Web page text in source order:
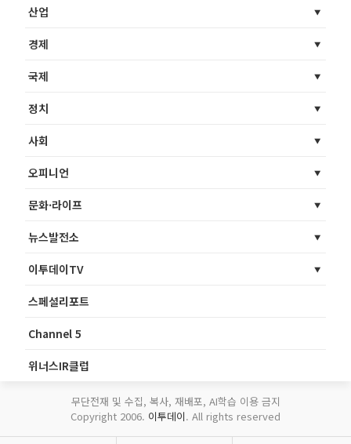
산업
경제
국제
정치
사회
오피니언
문화·라이프
뉴스발전소
이투데이TV
스페셜리포트
Channel 5
위너스IR클럽
무단전재 및 수집, 복사, 재배포, AI학습 이용 금지
Copyright 2006. 이투데이. All rights reserved